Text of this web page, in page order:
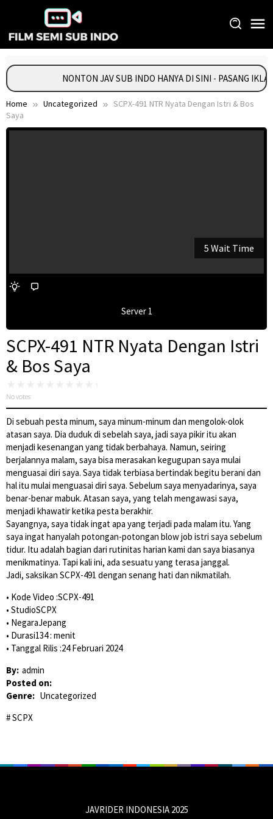
content
NONTON JAV SUB INDO HANYA DI SINI - PASANG
Home Uncategorized
SCPX-491 NTR Nyata Dengan Istri & Bos
Saya
5 Wait Time
Server 1
SCPX-491 NTR Nyata Dengan Istri
& Bos Saya
No votes
Di sebuah pesta minum, saya minum-minum dan mengolok-olok
atasan saya. Dia duduk di sebelah saya, jadi saya pikir itu akan
menjadi kesenangan yang tidak berbahaya. Namun, seiring
berjalannya malam, saya bisa merasakan kegugupan saya mulai
menguasai diri saya. Saya tidak terbiasa bertindak begitu berani dan
hal itu mulai menguasai diri saya. Sebelum saya menyadarinya, saya
benar-benar mabuk. Atasan saya, yang telah mengawasi saya,
menjadi khawatir ketika pesta berakhir.
Sayangnya, saya tidak ingat apa yang terjadi pada malam itu. Yang
saya ingat hanyalah potongan-potongan blow job istri saya sebelum
tidur. Itu adalah bagian dari rutinitas harian kami dan saya biasanya
menikmatinya. Tapi kali ini, ada sesuatu yang terasa janggal.
Jadi, saksikan SCPX-491 dengan senang hati dan nikmatilah.
• Kode Video :SCPX-491
• StudioSCPX
• NegaraJepang
• Durasi134 : menit
• Tanggal Rilis :24 Februari 2024
By: admin
Posted on:
Genre: Uncategorized
SCPX
JAVRIDER INDONESIA 2025